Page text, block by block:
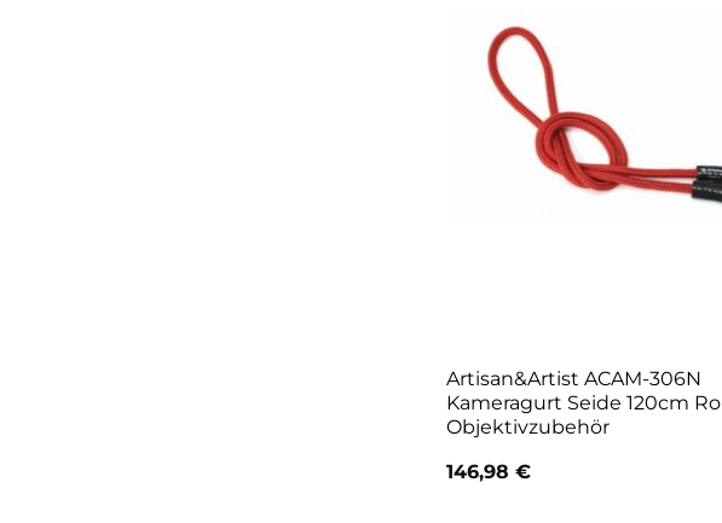
Artisan&Artist ACAM-306N
Kameragurt Seide 120cm Ro
Objektivzubehör
146,98€